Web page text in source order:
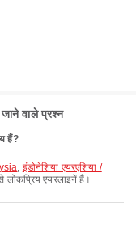
वाले प्रश्न
हैं?
, इंडोनेशिया एयरएशिया /
एयरलाइनें हैं।